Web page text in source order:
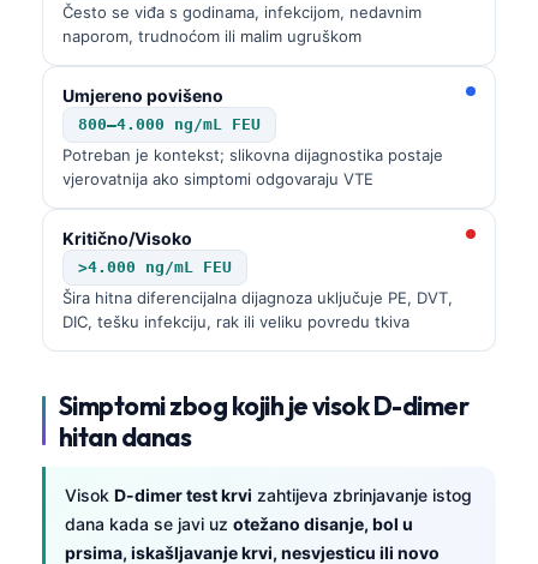
Često se viđa s godinama, infekcijom, nedavnim
naporom, trudnoćom ili malim ugruškom
Umjereno povišeno
800–4.000 ng/mL FEU
Potreban je kontekst; slikovna dijagnostika postaje
vjerovatnija ako simptomi odgovaraju VTE
Kritično/Visoko
>4.000 ng/mL FEU
Šira hitna diferencijalna dijagnoza uključuje PE, DVT,
DIC, tešku infekciju, rak ili veliku povredu tkiva
Simptomi zbog kojih je visok D-dimer
hitan danas
Visok D-dimer test krvi zahtijeva zbrinjavanje istog
dana kada se javi uz otežano disanje, bol u
prsima, iskašljavanje krvi, nesvjesticu ili novo
Slovenščina
Magyar
বাংলা
తెలుగు
தமிழ்
ಕನ್ನಡ
മലയാളം
Bahasa Melayu
Tiếng Việt
Tagalog